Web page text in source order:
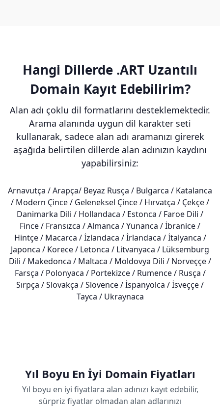
Hangi Dillerde .ART Uzantılı
Domain Kayıt Edebilirim?
Alan adı çoklu dil formatlarını desteklemektedir.
Arama alanında uygun dil karakter seti
kullanarak, sadece alan adı aramanızı girerek
aşağıda belirtilen dillerde alan adınızın kaydını
yapabilirsiniz:
Arnavutça / Arapça/ Beyaz Rusça / Bulgarca / Katalanca
/ Modern Çince / Geleneksel Çince / Hırvatça / Çekçe /
Danimarka Dili / Hollandaca / Estonca / Faroe Dili /
Fince / Fransızca / Almanca / Yunanca / İbranice /
Hintçe / Macarca / İzlandaca / İrlandaca / İtalyanca /
Japonca / Korece / Letonca / Litvanyaca / Lüksemburg
Dili / Makedonca / Maltaca / Moldovya Dili / Norveççe /
Farsça / Polonyaca / Portekizce / Rumence / Rusça /
Sırpça / Slovakça / Slovence / İspanyolca / İsveççe /
Tayca / Ukraynaca
Yıl Boyu En İyi Domain Fiyatları
Yıl boyu en iyi fiyatlara alan adınızı kayıt edebilir,
sürpriz fiyatlar olmadan alan adlarınızı